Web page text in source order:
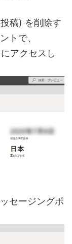
稿) を削除す
トで、
アクセスし
セージングポ